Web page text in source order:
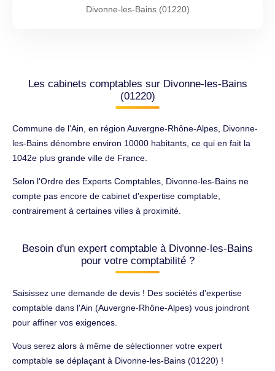
Divonne-les-Bains (01220)
Les cabinets comptables sur Divonne-les-Bains
(01220)
Commune de l'Ain, en région Auvergne-Rhône-Alpes, Divonne-
les-Bains dénombre environ 10000 habitants, ce qui en fait la
1042e plus grande ville de France.
Selon l'Ordre des Experts Comptables, Divonne-les-Bains ne
compte pas encore de cabinet d'expertise comptable,
contrairement à certaines villes à proximité.
Besoin d'un expert comptable à Divonne-les-Bains
pour votre comptabilité ?
Saisissez une demande de devis ! Des sociétés d'expertise
comptable dans l'Ain (Auvergne-Rhône-Alpes) vous joindront
pour affiner vos exigences.
Vous serez alors à même de sélectionner votre expert
comptable se déplaçant à Divonne-les-Bains (01220) !